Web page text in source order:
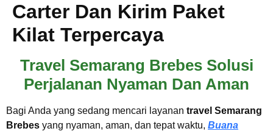
Carter Dan Kirim Paket
Kilat Terpercaya
Travel Semarang Brebes Solusi
Perjalanan Nyaman Dan Aman
Bagi Anda yang sedang mencari layanan travel Semarang
Brebes yang nyaman, aman, dan tepat waktu, Buana